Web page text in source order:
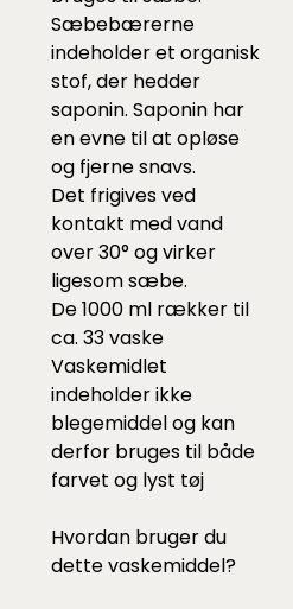
Sæbebærerne
indeholder et organisk
stof, der hedder
saponin. Saponin har
en evne til at opløse
og fjerne snavs.
Det frigives ved
kontakt med vand
over 30° og virker
ligesom sæbe.
De 1000 ml rækker til
ca. 33 vaske
Vaskemidlet
indeholder ikke
blegemiddel og kan
derfor bruges til både
farvet og lyst tøj
Hvordan bruger du
dette vaskemiddel?